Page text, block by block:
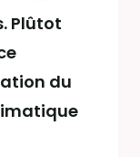
Plûtot
du